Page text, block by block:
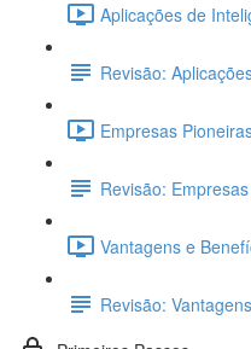
Aplicações de
Revisão:
Empresas
Revisão:
Vantagens e
Revisão: